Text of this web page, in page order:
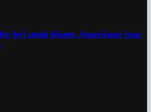
byl steak lékem, Američané jsou